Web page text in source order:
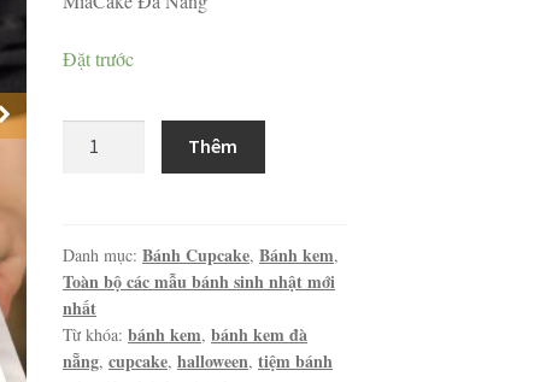
Đặt trước
Tổng
bánh
kem
và
cupcake
cho
Thêm
Danh mục:Bánh Cupcake,Bánh kem,
Toàn bộ các mẫu bánh sinh nhật mới
nhất
Từ khóa:bánh kem,bánh kem đà
nẵng,cupcake,halloween,tiệm bánh